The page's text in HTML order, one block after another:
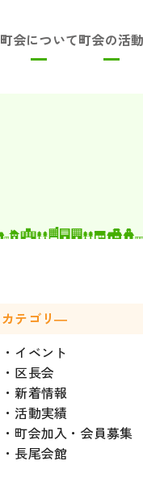
町会について町会の活
カテゴリ―
イベント
区長会
新着情報
活動実績
町会加入・会員募集
長尾会館